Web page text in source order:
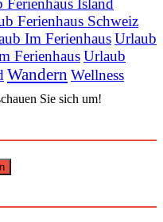
Ferienhaus Island
Ferienhaus Schweiz
Im FerienhausUrlaub
FerienhausUrlaub
Wandern Wellness
Sie sich um!